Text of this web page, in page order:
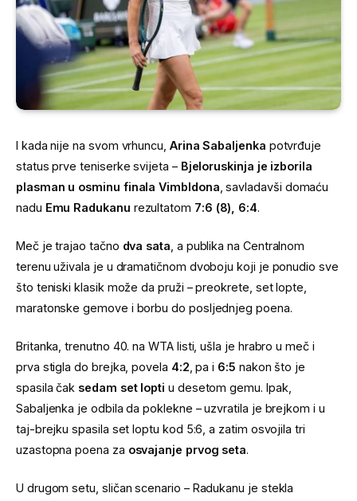
I kada nije na svom vrhuncu, Arina Sabaljenka potvrđuje
status prve teniserke svijeta – Bjeloruskinja je izborila
plasman u osminu finala Vimbldona , savladavši domaću
nadu Emu Radukanu rezultatom 7:6 (8), 6:4.
Meč je trajao tačno dva sata , a publika na Centralnom
terenu uživala je u dramatičnom dvoboju koji je ponudio sve
što teniski klasik može da pruži – preokrete, set lopte,
maratonske gemove i borbu do posljednjeg poena.
Britanka, trenutno 40. na WTA listi, ušla je hrabro u meč i
prva stigla do brejka, povela 4:2 , pa i 6:5 nakon što je
spasila čak sedam set lopti u desetom gemu. Ipak,
Sabaljenka je odbila da poklekne – uzvratila je brejkom i u
taj-brejku spasila set loptu kod 5:6, a zatim osvojila tri
uzastopna poena za osvajanje prvog seta.
U drugom setu, sličan scenario – Radukanu je stekla